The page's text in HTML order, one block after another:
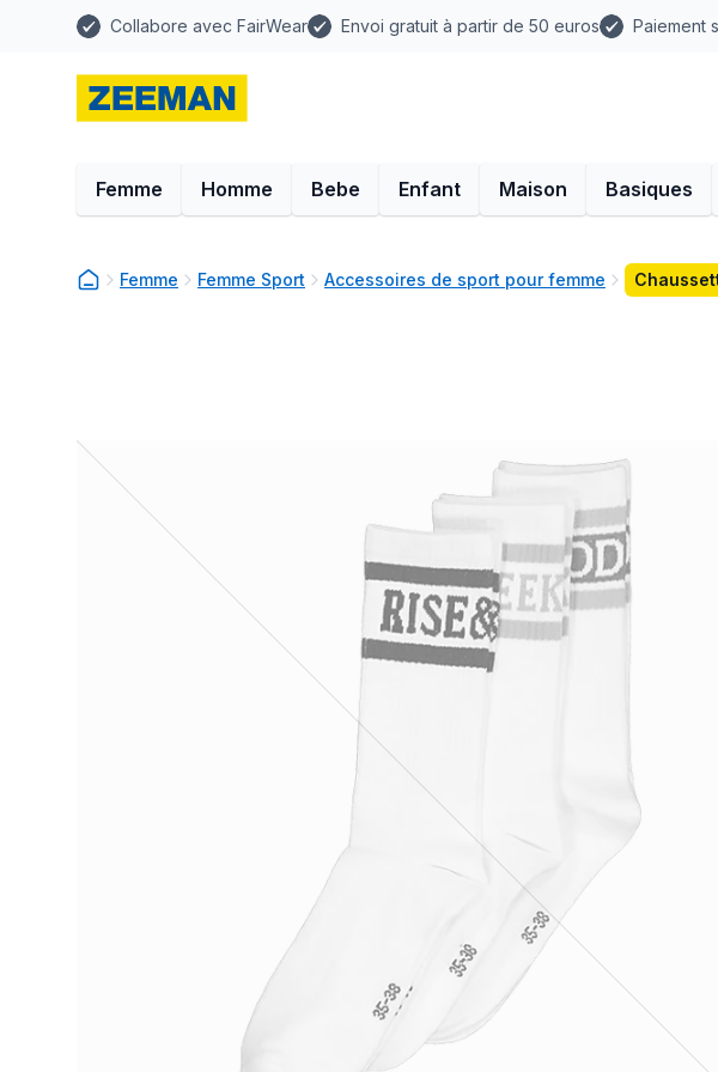
Collabore avec FairWear Envoi gratuit à partir de 50 euros Paiement
Femme Homme Bebe Enfant Maison Basiques
Femme Femme Sport Accessoires de sport pour femme